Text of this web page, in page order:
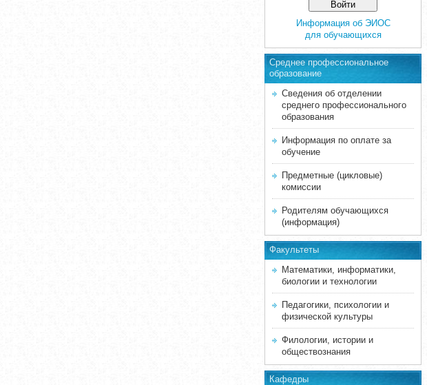
Информация об ЭИОС
для обучающихся
Среднее професcиональное
образование
Сведения об отделении
среднего профессионального
образования
Информация по оплате за
обучение
Предметные (цикловые)
комиссии
Родителям обучающихся
(информация)
Факультеты
Математики, информатики,
биологии и технологии
Педагогики, психологии и
физической культуры
Филологии, истории и
обществознания
Кафедры